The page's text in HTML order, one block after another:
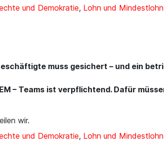
und Demokratie, Lohn und Mindestlohn
muss gesichert – und ein
– Teams ist verpflichtend. Dafür
wir.
und Demokratie, Lohn und Mindestlohn